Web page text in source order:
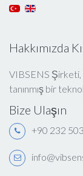
Hakkımızda
VIBSENS Şirketi,
tanınmış bir
Bize Ulaşın
+90 232